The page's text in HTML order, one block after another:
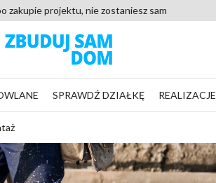
zakupie projektu, nie zostaniesz sam
SPRAWDŹ DZIAŁKĘ REALIZACJE